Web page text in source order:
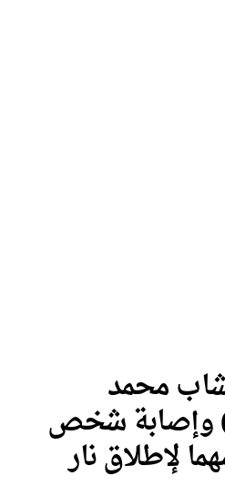
محمد
وإصابة شخص
لإطلاق نار